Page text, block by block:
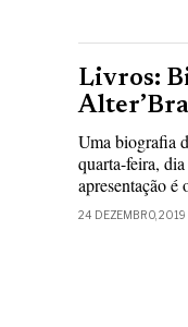
Livros:
Uma biografia
quarta-feira,
apresentação é
24 DEZEMBRO, 2019